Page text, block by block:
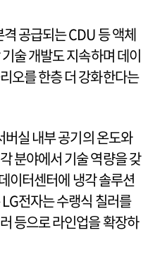
공급되는 CDU 등 액체
술 개발도 지속하며 데이
오를 한층 더 강화한다는
실 내부 공기의 온도와
분야에서 기술 역량을 갖
이터센터에 냉각 솔루션
전자는 수랭식 칠러를
등으로 라인업을 확장하